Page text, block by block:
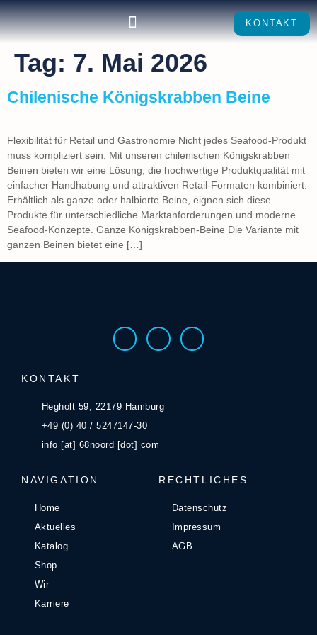
KONTAKT
Tag: 7. Mai 2026
Chilenische Königskrabben Beine
Flexibilität für Retail und Gastronomie Nicht jedes Seafood-Produkt
muss kompliziert sein. Mit unseren chilenischen Königskrabben
Beinen bieten wir eine Lösung, die hochwertige Produktqualität mit
einfacher Handhabung und attraktiven Retail-Formaten kombiniert.
Erhältlich als ganze oder halbierte Beine, eignen sich diese
Produkte für unterschiedliche Marktanforderungen und moderne
Seafood-Konzepte. Ganze Königskrabben-Beine Die Variante mit
ganzen Beinen bietet eine […]
KONTAKT
Hegholt 59, 22179 Hamburg
+49 (0) 40 / 5247147-30
info [at] 68noord [dot] com
NAVIGATION
Home
Aktuelles
Katalog
Shop
Wir
Karriere
RECHTLICHES
Datenschutz
Impressum
AGB